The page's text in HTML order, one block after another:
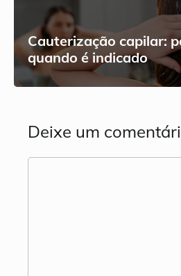
Cauterização capilar:
quando é indicado
Deixe um